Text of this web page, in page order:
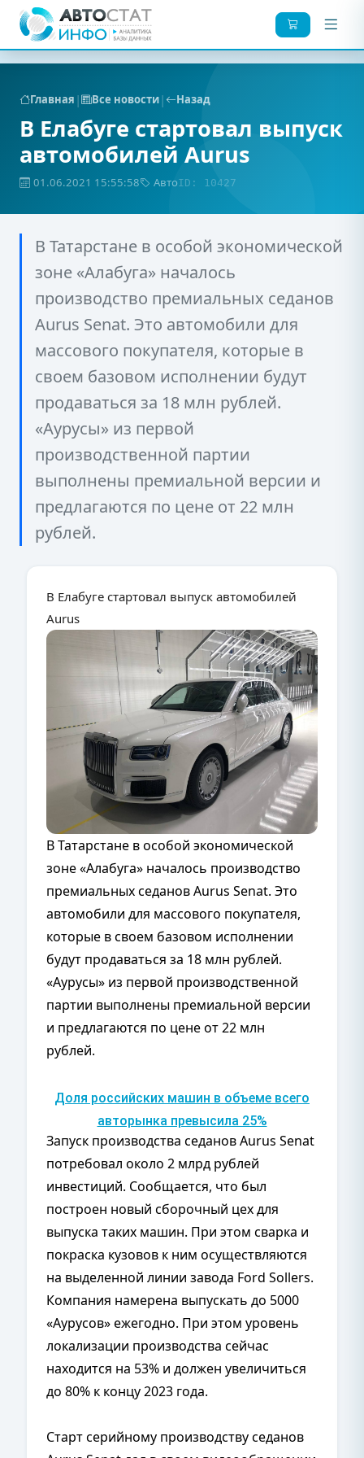
Главная | Все новости| Назад
В Елабуге стартовал выпуск
автомобилей Aurus
01.06.2021 15:55:58 АвтоID: 10427
В Татарстане в особой экономической
зоне «Алабуга» началось
производство премиальных седанов
Aurus Senat. Это автомобили для
массового покупателя, которые в
своем базовом исполнении будут
продаваться за 18 млн рублей.
«Аурусы» из первой
производственной партии
выполнены премиальной версии и
предлагаются по цене от 22 млн
рублей.
В Елабуге стартовал выпуск автомобилей
Aurus
В Татарстане в особой экономической
зоне «Алабуга» началось производство
премиальных седанов Aurus Senat. Это
автомобили для массового покупателя,
которые в своем базовом исполнении
будут продаваться за 18 млн рублей.
«Аурусы» из первой производственной
партии выполнены премиальной версии
и предлагаются по цене от 22 млн
рублей.
Доля российских машин в объеме всего
авторынка превысила 25%
Запуск производства седанов Aurus Senat
потребовал около 2 млрд рублей
инвестиций. Сообщается, что был
построен новый сборочный цех для
выпуска таких машин. При этом сварка и
покраска кузовов к ним осуществляются
на выделенной линии завода Ford Sollers.
Компания намерена выпускать до 5000
«Аурусов» ежегодно. При этом уровень
локализации производства сейчас
находится на 53% и должен увеличиться
до 80% к концу 2023 года.
Старт серийному производству седанов